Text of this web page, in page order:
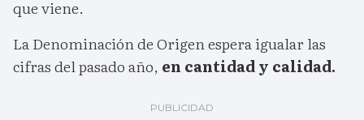
que viene.
La Denominación de Origen espera igualar las
cifras del pasado año, en cantidad y calidad.